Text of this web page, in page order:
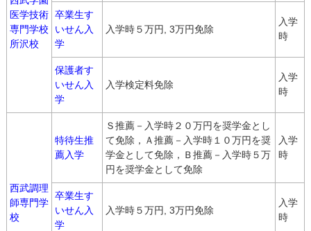
医学技術
専門学校
所沢校
卒業生す
いせん入
学
入学時５万円, 3万円免除
入学
時
保護者す
いせん入
学
入学検定料免除
入学
時
西武調理
師専門学
校
特待生推
薦入学
Ｓ推薦－入学時２０万円を奨学金とし
て免除，Ａ推薦－入学時１０万円を奨
学金として免除，Ｂ推薦－入学時５万
円を奨学金として免除
入学
時
卒業生す
いせん入
学
入学時５万円, 3万円免除
入学
時